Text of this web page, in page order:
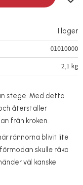
I lager
01010000
2,1 kg
stege. Med detta
återställer
från kroken.
rännorna blivit lite
skulle råka
väl kanske